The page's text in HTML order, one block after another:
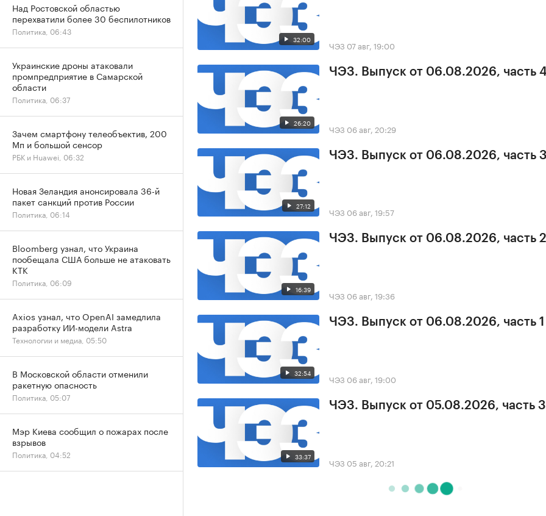
32:00 ЧЭЗ 07 авг, 19:00
26:20
ЧЭЗ. Выпуск от 06.08.2026, часть
ЧЭЗ 06 авг, 20:29
27:12
ЧЭЗ. Выпуск от 06.08.2026, часть
ЧЭЗ 06 авг, 19:57
16:39
ЧЭЗ. Выпуск от 06.08.2026, часть 2
ЧЭЗ 06 авг, 19:36
32:54
ЧЭЗ. Выпуск от 06.08.2026, часть 1
ЧЭЗ 06 авг, 19:00
33:37
ЧЭЗ. Выпуск от 05.08.2026, часть 3
ЧЭЗ 05 авг, 20:21
Над Ростовской областью
перехватили более 30 беспилотников
Политика, 06:43
Украинские дроны атаковали
промпредприятие в Самарской
области
Политика, 06:37
Зачем смартфону телеобъектив, 200
Мп и большой сенсор
РБК и Huawei, 06:32
Новая Зеландия анонсировала 36-й
пакет санкций против России
Политика, 06:14
Bloomberg узнал, что Украина
пообещала США больше не атаковать
КТК
Политика, 06:09
Axios узнал, что OpenAI замедлила
разработку ИИ-модели Astra
Технологии и медиа, 05:50
В Московской области отменили
ракетную опасность
Политика, 05:07
Мэр Киева сообщил о пожарах после
взрывов
Политика, 04:52